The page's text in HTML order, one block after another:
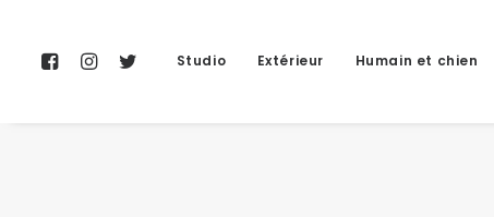
Studio Extérieur Humain et chien